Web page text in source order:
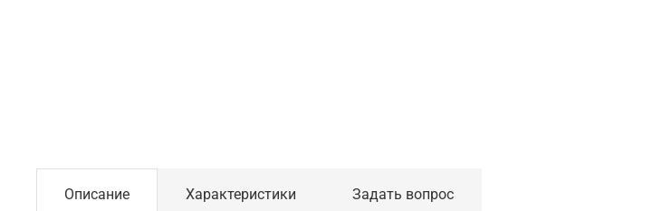
Описание Характеристики Задать вопрос